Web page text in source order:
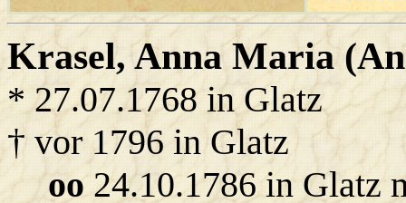
Krasel, Anna Maria
* 27.07.1768 in Glatz
† vor 1796 in Glatz
oo24.10.1786 in Glatz